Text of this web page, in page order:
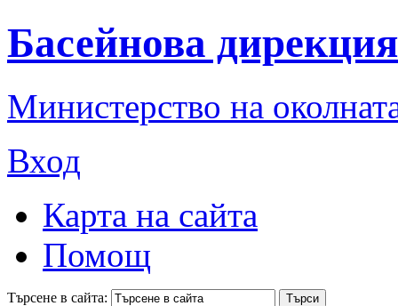
Басейнова
Министерство на
Вход
Карта на сайта
Помощ
Търсене в сайта: